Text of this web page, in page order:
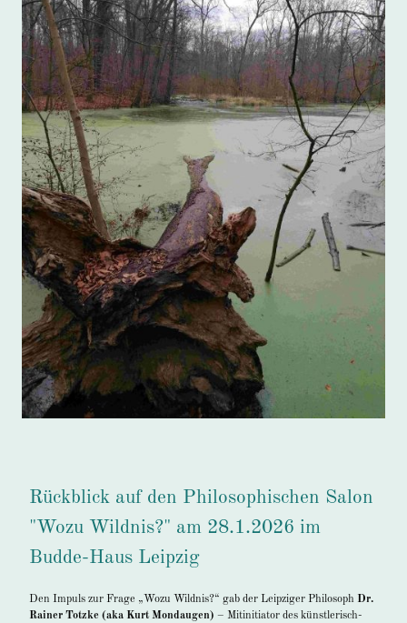
Rückblick auf den Philosophischen Salon
"Wozu Wildnis?" am 28.1.2026 im
Budde-Haus Leipzig
Den Impuls zur Frage „Wozu Wildnis?“ gab der Leipziger Philosoph Dr.
Rainer Totzke (aka Kurt Mondaugen) – Mitinitiator des künstlerisch-